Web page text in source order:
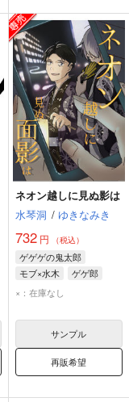
ネオン越しに見ぬ影は
水琴洞 / ゆきなみき
732円 （税込）
ゲゲゲの鬼太郎
モブ×水木
ゲゲ郎
水木
×：在庫なし
サンプル
再販希望